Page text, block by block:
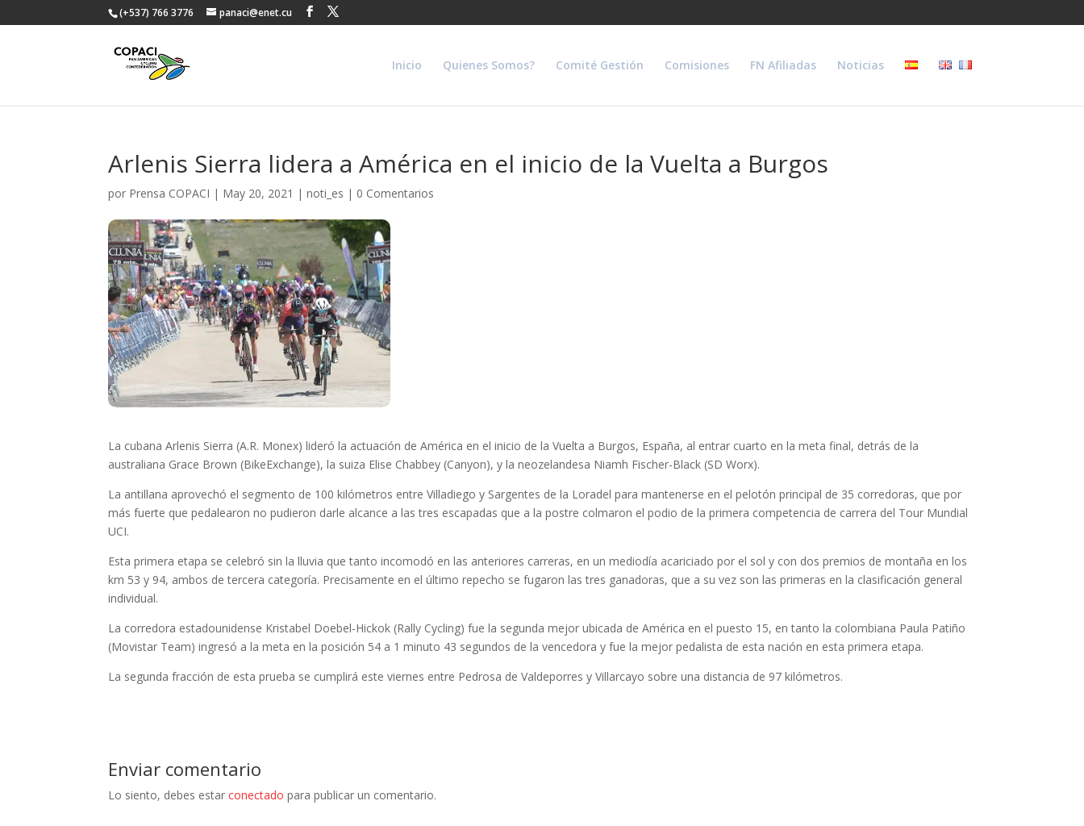
(+537) 766 3776 panaci@enet.cu
Inicio Quienes Somos? Comité Gestión Comisiones FN Afiliadas Noticias
Arlenis Sierra lidera a América en el inicio de la Vuelta a Burgos
por Prensa COPACI | May 20, 2021 |noti_es | 0 Comentarios
La cubana Arlenis Sierra (A.R. Monex) lideró la actuación de América en el inicio de la Vuelta a Burgos, España, al entrar cuarto en la meta final, detrás de la
australiana Grace Brown (BikeExchange), la suiza Elise Chabbey (Canyon), y la neozelandesa Niamh Fischer-Black (SD Worx).
La antillana aprovechó el segmento de 100 kilómetros entre Villadiego y Sargentes de la Loradel para mantenerse en el pelotón principal de 35 corredoras, que por
más fuerte que pedalearon no pudieron darle alcance a las tres escapadas que a la postre colmaron el podio de la primera competencia de carrera del Tour Mundial
UCI.
Esta primera etapa se celebró sin la lluvia que tanto incomodó en las anteriores carreras, en un mediodía acariciado por el sol y con dos premios de montaña en los
km 53 y 94, ambos de tercera categoría. Precisamente en el último repecho se fugaron las tres ganadoras, que a su vez son las primeras en la clasificación general
individual.
La corredora estadounidense Kristabel Doebel-Hickok (Rally Cycling) fue la segunda mejor ubicada de América en el puesto 15, en tanto la colombiana Paula Patiño
(Movistar Team) ingresó a la meta en la posición 54 a 1 minuto 43 segundos de la vencedora y fue la mejor pedalista de esta nación en esta primera etapa.
La segunda fracción de esta prueba se cumplirá este viernes entre Pedrosa de Valdeporres y Villarcayo sobre una distancia de 97 kilómetros.
Enviar comentario
Lo siento, debes estarconectado para publicar un comentario.